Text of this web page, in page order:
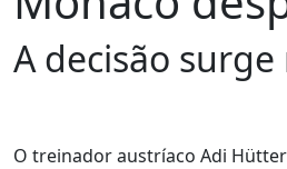
A decisão
O treinador austríaco Adi